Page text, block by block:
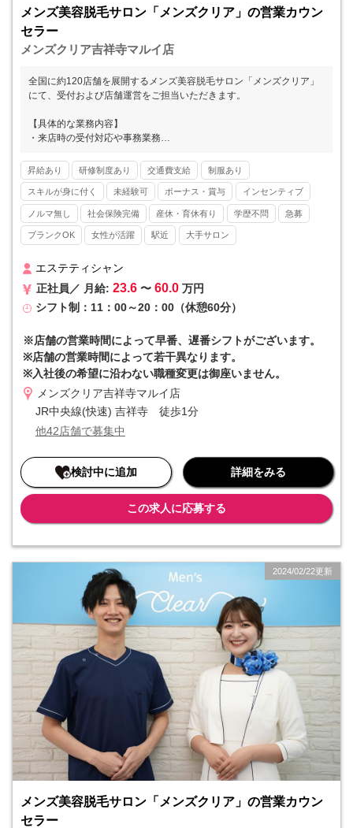
メンズ美容脱毛サロン「メンズクリア」の営業カウン
セラー
メンズクリア吉祥寺マルイ店
全国に約120店舗を展開するメンズ美容脱毛サロン「メンズクリア」
にて、受付および店舗運営をご担当いただきます。
【具体的な業務内容】
・来店時の受付対応や事務業務
・カルテ作成
※お客様の8割以上がひげ脱毛です。
■■ メンズクリアとは ■■
メンズ美容が注目され始めた2013年にスタートし、現在では全国47
都道府県すべてに店舗をかまえるリーディングカンパニーとして高い
を集めています。
■■ 他社と差を付けるマーケティング力 ■■
自社のマーケティング部門によってYoutube、twitter（x）、Instagra
本社で吸い上げる組織体制を整えています。さらに集客～予約入力ま
でを本社で集約していることから、店舗の事務作業が最小限で済むと
いうメリットも。集客を全て本社で担当するため、個人ノルマなどが
一切発生しないのも特徴です。
■■ 入社初月からインセンティブが発生 ■■
インセンティブというと「優秀な人だけ」というイメージがあります
が、当社はそうではありません。リピート率の高さや成長市場という
ものになっています。そのため「高収入を実現したい」という方にも
おすすめです。
昇給あり 研修制度あり 交通費支給 制服あり
スキルが身に付く 未経験可 ボーナス・賞与 インセンティブ
ノルマ無し 社会保険完備 産休・育休有り 学歴不問 急募
ブランクOK 女性が活躍 駅近 大手サロン
エステティシャン
正社員／ 月給: 23.6 〜 60.0 万円
シフト制：11：00～20：00（休憩60分）
※店舗の営業時間によって早番、遅番シフトがございます。
※店舗の営業時間によって若干異なります。
※入社後の希望に沿わない職種変更は御座いません。
メンズクリア吉祥寺マルイ店
JR中央線(快速) 吉祥寺 徒歩1分
他42店舗で募集中
検討中に追加 詳細をみる
この求人に応募する
2024/02/22更新
メンズ美容脱毛サロン「メンズクリア」の営業カウン
セラー